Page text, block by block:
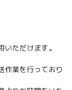
いただけます。
作業を行っており